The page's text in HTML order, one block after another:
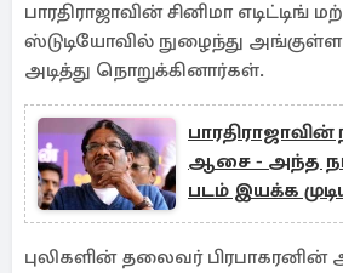
பாரதிராஜாவின் சினிமா எடிட்டிங்
ஸ்டுடியோவில் நுழைந்து
அடித்து நொறுக்கினார்கள்.
ஆசை - அந்த
படம் இயக்க
புலிகளின் தலைவர் பிரபாகரனின்